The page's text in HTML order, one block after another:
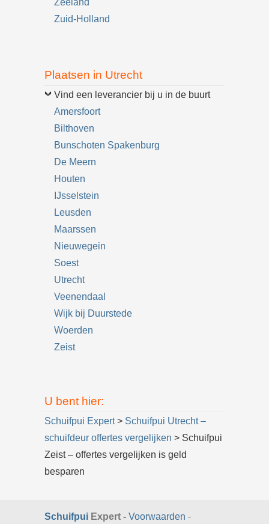
Zuid-Holland
Plaatsen in Utrecht
Vind een leverancier bij u in de buurt
Amersfoort
Bilthoven
Bunschoten Spakenburg
De Meern
Houten
IJsselstein
Leusden
Maarssen
Nieuwegein
Soest
Utrecht
Veenendaal
Wijk bij Duurstede
Woerden
Zeist
U bent hier:
Schuifpui Expert> Schuifpui Utrecht –
schuifdeur offertes vergelijken > Schuifpui
Zeist – offertes vergelijken is geld
besparen
Schuifpui Expert - Voorwaarden -